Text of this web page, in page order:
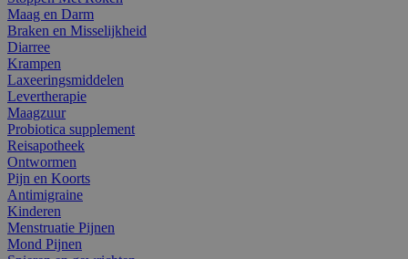
Maag en Darm
Braken en Misselijkheid
Diarree
Krampen
Laxeeringsmiddelen
Levertherapie
Maagzuur
Probiotica supplement
Reisapotheek
Ontwormen
Pijn en Koorts
Antimigraine
Kinderen
Menstruatie Pijnen
Mond Pijnen